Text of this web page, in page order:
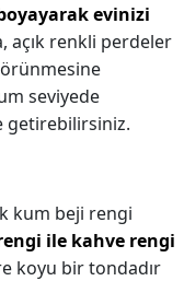
evinizi
açık renkli perdeler
seviyede
getirebilirsiniz.
kum beji rengi
ile kahve rengi
koyu bir tondadır